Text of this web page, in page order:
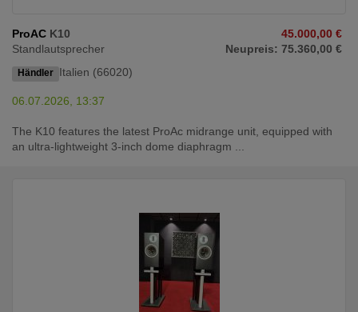
ProAC K10
Standlautsprecher
Händler Italien (66020)
45.000,00 €
Neupreis: 75.360,00 €
06.07.2026, 13:37
The K10 features the latest ProAc midrange unit, equipped with
an ultra-lightweight 3-inch dome diaphragm ...